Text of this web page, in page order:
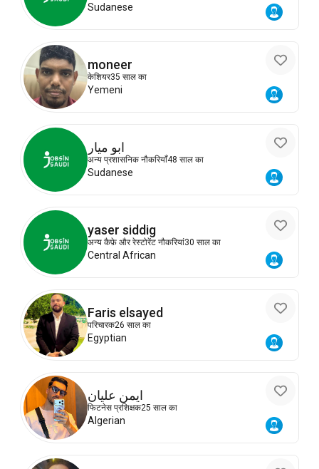
Sudanese
moneer
केशियर35 साल का
Yemeni
ابو ميار
अन्य प्रशासनिक नौकरियाँ48 साल का
Sudanese
yaser siddig
अन्य कैफ़े और रेस्टोरेंट नौकरियां30 साल का
Central African
Faris elsayed
परिचारक26 साल का
Egyptian
ايمن عليان
फिटनेस प्रशिक्षक25 साल का
Algerian